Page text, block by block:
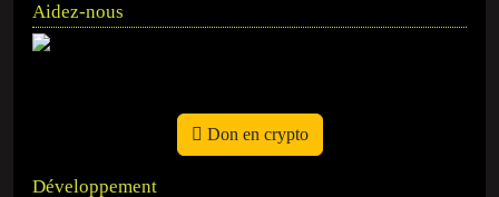
Aidez-nous
Don en crypto
Développement